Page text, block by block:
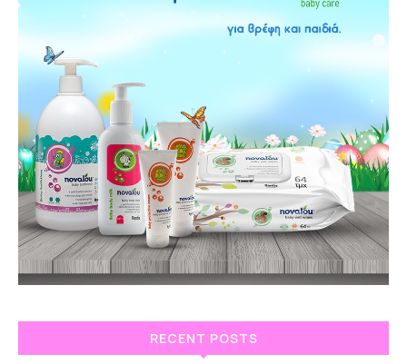
RECENT POSTS